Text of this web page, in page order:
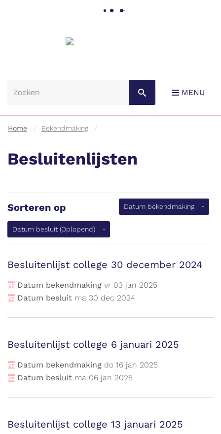
content
MENU
Home Bekendmaking
Besluitenlijsten
Sorteren op Datum bekendmaking
Datum besluit (Oplopend)
Besluitenlijst college 30 december 2024
Datum bekendmaking vr 03 jan 2025
Datum besluit ma 30 dec 2024
Besluitenlijst college 6 januari 2025
Datum bekendmaking do 16 jan 2025
Datum besluit ma 06 jan 2025
Besluitenlijst college 13 januari 2025